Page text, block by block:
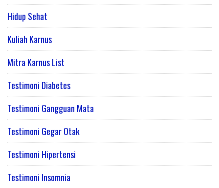
Hidup Sehat
Kuliah Karnus
Mitra Karnus List
Testimoni Diabetes
Testimoni Gangguan Mata
Testimoni Gegar Otak
Testimoni Hipertensi
Testimoni Insomnia